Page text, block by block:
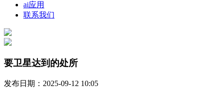
ai应用
联系我们
要卫星达到的处所
发布日期：2025-09-12 10:05